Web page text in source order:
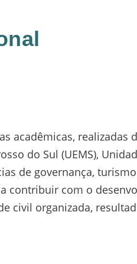
acadêmicas, realizadas
do Sul (UEMS),
de governança,
contribuir com o
civil organizada,